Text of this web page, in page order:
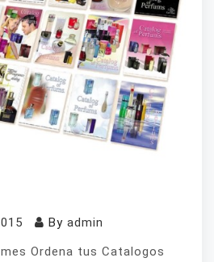
By admin
Ordena tus Catalogos